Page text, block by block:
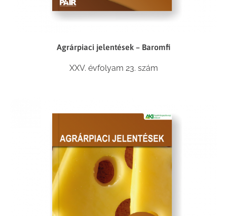
Agrárpiaci jelentések – Baromfi
XXV. évfolyam 23. szám